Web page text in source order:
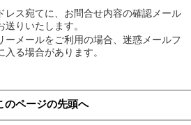
ス宛てに、お問合せ内容の確認メール
送りいたします。
メールをご利用の場合、迷惑メールフ
入る場合があります。
のページの先頭へ